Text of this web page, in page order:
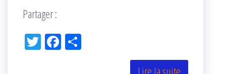
Partager :
Tw Fac
Lire la suite